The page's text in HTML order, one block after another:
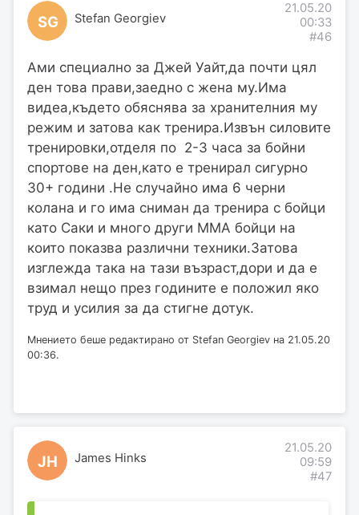
SG Stefan Georgiev
21.05.20
00:33
#46
Ами специално за Джей Уайт,да почти цял
ден това прави,заедно с жена му.Има
видеа,където обяснява за хранителния му
режим и затова как тренира.Извън силовите
тренировки,отделя по 2-3 часа за бойни
спортове на ден,като е тренирал сигурно
30+ години .Не случайно има 6 черни
колана и го има сниман да тренира с бойци
като Саки и много други ММА бойци на
които показва различни техники.Затова
изглежда така на тази възраст,дори и да е
взимал нещо през годините е положил яко
труд и усилия за да стигне дотук.
Мнението беше редактирано от Stefan Georgiev на 21.05.20
00:36.
JH James Hinks
21.05.20
09:59
#47